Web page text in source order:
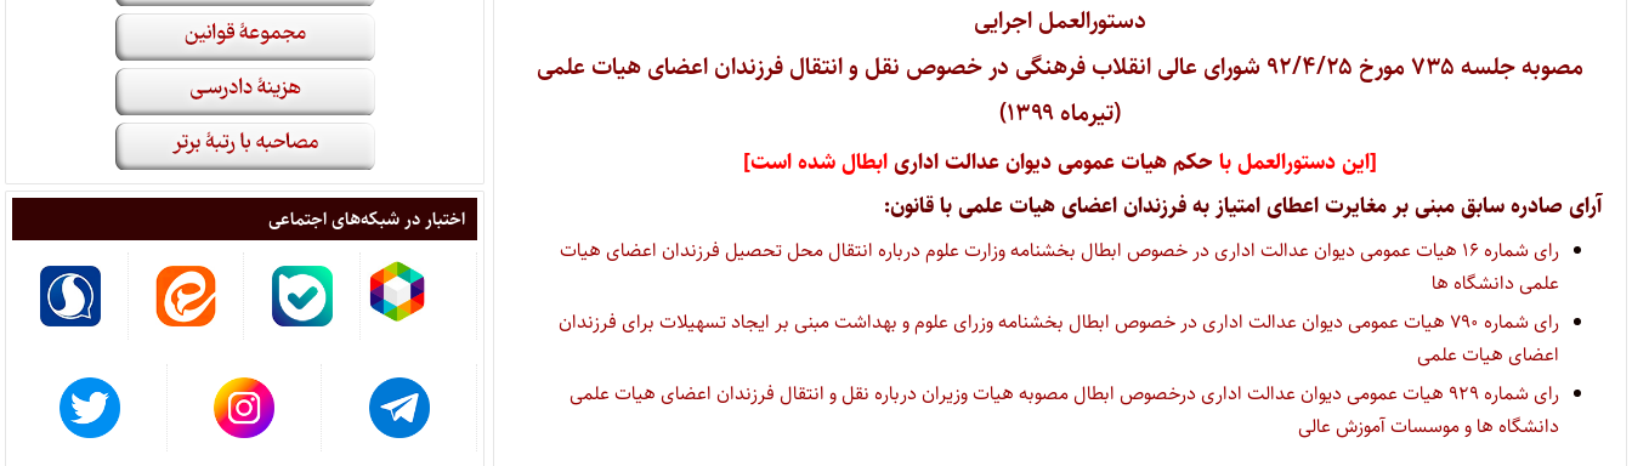
دستورالعمل اجرایی
مصوبه جلسه ۷۳۵ مورخ ۹۲/۴/۲۵
شورای عالی انقلاب فرهنگی در خصوص نقل و انتقال فرزندان اعضای هیات علمی
(تیرماه ۱۳۹۹)
[این دستورالعمل باحکم هیات عمومی دیوان عدالت اداریابطال شده است]
آرای صادره سابق مبنی بر مغایرت اعطای امتیاز به فرزندان اعضای هیات علمی با قانون:
رای شماره ۱۶ هیات عمومی دیوان عدالت اداری در خصوص ابطال بخشنامه وزارت علوم درباره انتقال محل تحصیل فرزندان اعضای هیات
علمی دانشگاه ها
رای شماره ۷۹۰ هیات عمومی دیوان عدالت اداری در خصوص ابطال بخشنامه وزرای علوم و بهداشت مبنی بر ایجاد تسهیلات برای فرزندان
اعضای هیات علمی
رای شماره ۹۲۹ هیات عمومی دیوان عدالت اداری درخصوص ابطال مصوبه هیات وزیران درباره نقل و انتقال فرزندان اعضای هیات علمی
دانشگاه ها و موسسات آموزش عالی
اختبار در شبکه‌های اجتماعی